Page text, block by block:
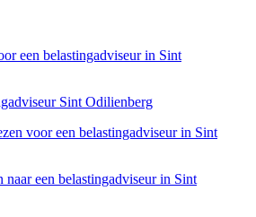
een belastingadviseur in Sint
Sint Odilienberg
voor een belastingadviseur in Sint
naar een belastingadviseur in Sint